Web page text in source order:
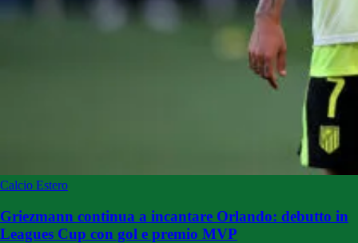
Calcio Estero
Griezmann continua a incantare Orlando: debutto in
Leagues Cup con gol e premio MVP